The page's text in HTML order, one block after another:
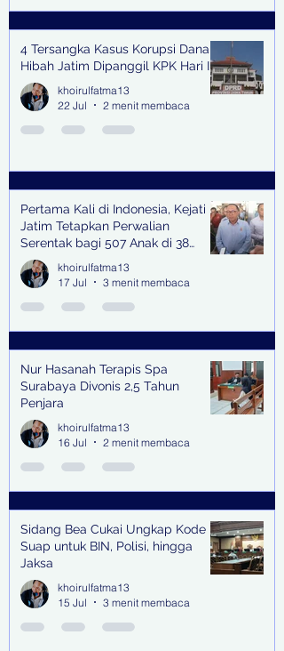
4 Tersangka Kasus Korupsi Dana
Hibah Jatim Dipanggil KPK Hari Ini
khoirulfatma13
22 Jul
2 menit membaca
Pertama Kali di Indonesia, Kejati
Jatim Tetapkan Perwalian
Serentak bagi 507 Anak di 38
Kabupaten & Kota
khoirulfatma13
17 Jul
3 menit membaca
Nur Hasanah Terapis Spa
Surabaya Divonis 2,5 Tahun
Penjara
khoirulfatma13
16 Jul
2 menit membaca
Sidang Bea Cukai Ungkap Kode
Suap untuk BIN, Polisi, hingga
Jaksa
khoirulfatma13
15 Jul
3 menit membaca